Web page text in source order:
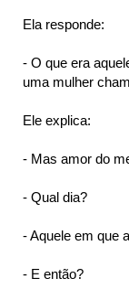
Ela responde:
- O que era
uma mulher
Ele explica:
- Mas amor do
- Qual dia?
- Aquele em que
- E então?